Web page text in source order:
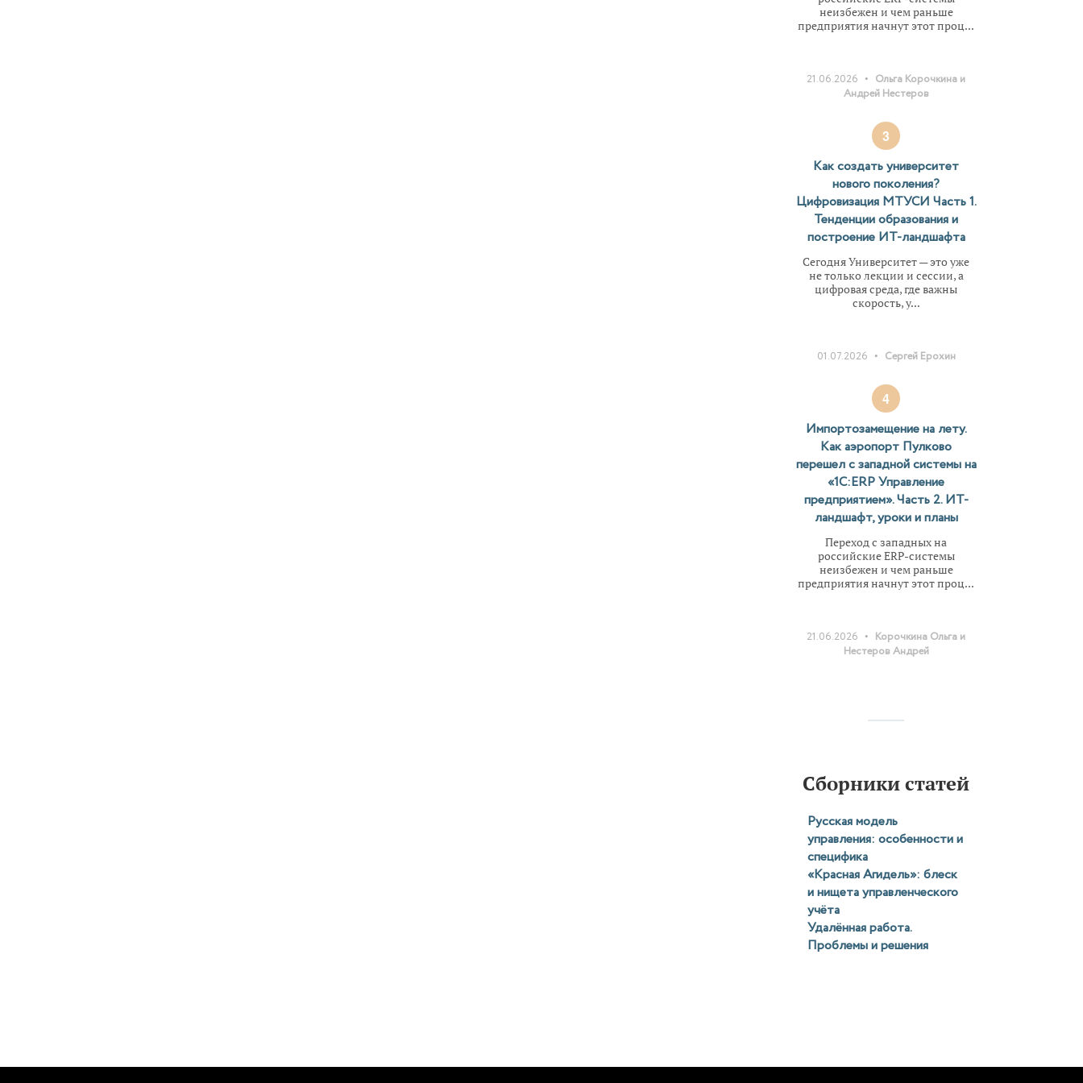
неизбежен и чем раньше
предприятия начнут этот проц...
21.06.2026 • Ольга Корочкина и
Андрей Нестеров
3
Как создать университет
нового поколения?
Цифровизация МТУСИ Часть 1.
Тенденции образования и
построение ИТ-ландшафта
Сегодня Университет — это уже
не только лекции и сессии, а
цифровая среда, где важны
скорость, у...
01.07.2026 • Сергей Ерохин
4
Импортозамещение на лету.
Как аэропорт Пулково
перешел с западной системы на
«1С:ERP Управление
предприятием». Часть 2. ИТ-
ландшафт, уроки и планы
Переход с западных на
российские ERP-системы
неизбежен и чем раньше
предприятия начнут этот проц...
21.06.2026 • Корочкина Ольга и
Нестеров Андрей
Сборники статей
Русская модель
управления: особенности и
специфика
«Красная Агидель»: блеск
и нищета управленческого
учёта
Удалённая работа.
Проблемы и решения